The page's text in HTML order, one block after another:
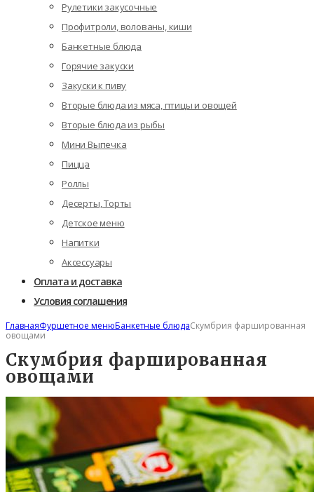
Рулетики закусочные
Профитроли, волованы, киши
Банкетные блюда
Горячие закуски
Закуски к пиву
Вторые блюда из мяса, птицы и овощей
Вторые блюда из рыбы
Мини Выпечка
Пицца
Роллы
Десерты, Торты
Детское меню
Напитки
Аксессуары
Оплата и доставка
Условия соглашения
ГлавнаяФуршетное менюБанкетные блюдаСкумбрия фаршированная
овощами
Скумбрия фаршированная
овощами